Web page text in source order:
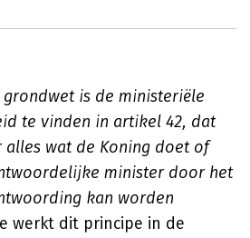
is de ministeriële
te vinden in artikel 42, dat
wat de Koning doet of
minister door het
kan worden
werkt dit principe in de